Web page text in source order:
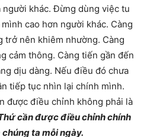
khác. Đừng dùng việc tu
cao hơn người khác. Càng
trở nên khiêm nhường. Càng
cảm thông. Càng tiến gần đến
dịu dàng. Nếu điều đó chưa
tiếp tục nhìn lại chính mình.
được điều chỉnh không phải là
cần được điều chỉnh chính
ta mỗi ngày.